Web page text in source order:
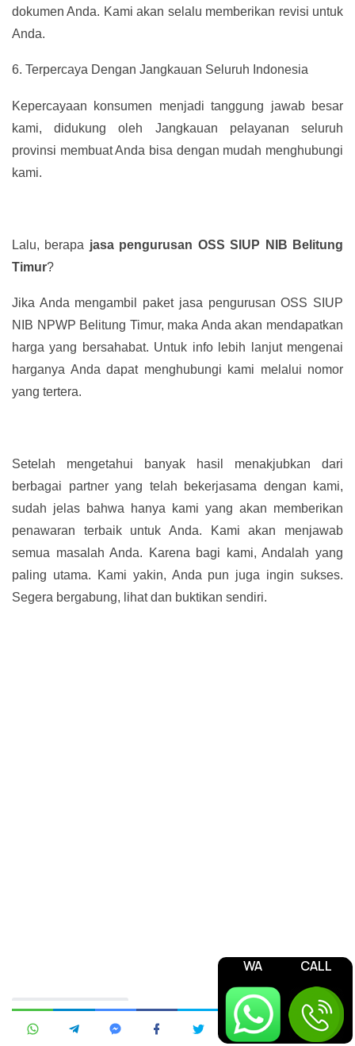
dokumen Anda. Kami akan selalu memberikan revisi untuk
Anda.
6. Terpercaya Dengan Jangkauan Seluruh Indonesia
Kepercayaan konsumen menjadi tanggung jawab besar
kami, didukung oleh Jangkauan pelayanan seluruh
provinsi membuat Anda bisa dengan mudah menghubungi
kami.
Lalu, berapa jasa pengurusan OSS SIUP NIB Belitung
Timur?
Jika Anda mengambil paket jasa pengurusan OSS SIUP
NIB NPWP Belitung Timur, maka Anda akan mendapatkan
harga yang bersahabat. Untuk info lebih lanjut mengenai
harganya Anda dapat menghubungi kami melalui nomor
yang tertera.
Setelah mengetahui banyak hasil menakjubkan dari
berbagai partner yang telah bekerjasama dengan kami,
sudah jelas bahwa hanya kami yang akan memberikan
penawaran terbaik untuk Anda. Kami akan menjawab
semua masalah Anda. Karena bagi kami, Andalah yang
paling utama. Kami yakin, Anda pun juga ingin sukses.
Segera bergabung, lihat dan buktikan sendiri.
Jasa Pengurusan OSS
WA CALL